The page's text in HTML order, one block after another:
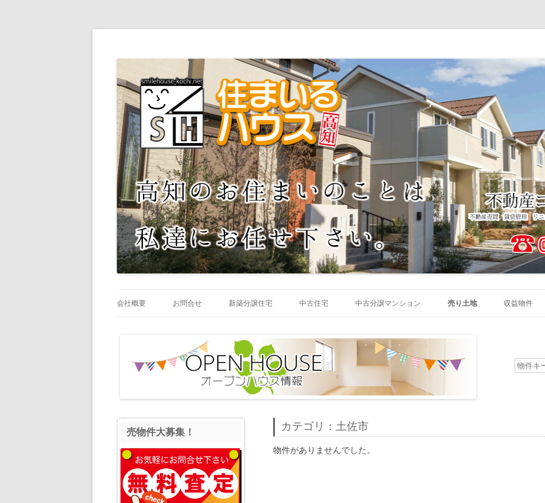
株式会社 住まいるハウス高知
えします！ しつこい営業は一切いたしませんのでご「安心」して私共にお任せ下さいませ！ 何かの「ご縁」で知り合っ
ン
へ
キ
ッ
プ
会社概要 お問合せ 新築分譲住宅
高知市東部
高知市西部
南国市
土佐市
中古住宅
高知市東部
高知市西部
高知市北部
南国市
中古分譲マンション
高知市東部
高知市西部
高知市北部
南国市
売り土地 収益物件
物
カテゴリ：土佐市
物件がありませんでした。
売物件大募集！